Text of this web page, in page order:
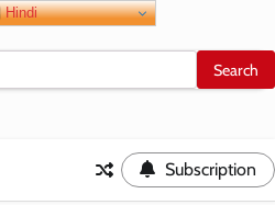
Subscription
Hindi